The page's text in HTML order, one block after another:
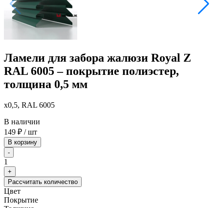
Ламели для забора жалюзи Royal Z
RAL 6005 – покрытие полиэстер,
толщина 0,5 мм
x0,5, RAL 6005
В наличии
149 ₽ / шт
В корзину
-
1
+
Рассчитать количество
Цвет
Покрытие